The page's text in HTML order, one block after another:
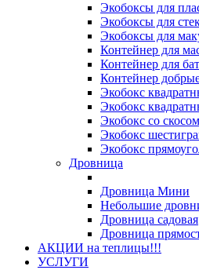
Экобоксы для
Экобоксы для
Экобоксы для
Контейнер для
Контейнер для
Контейнер
Экобокс
Экобокс
Экобокс со
Экобокс
Экобокс
Дровница
Дровница Мини
Небольшие
Дровница садовая
Дровница
АКЦИИ на теплицы!!!
УСЛУГИ